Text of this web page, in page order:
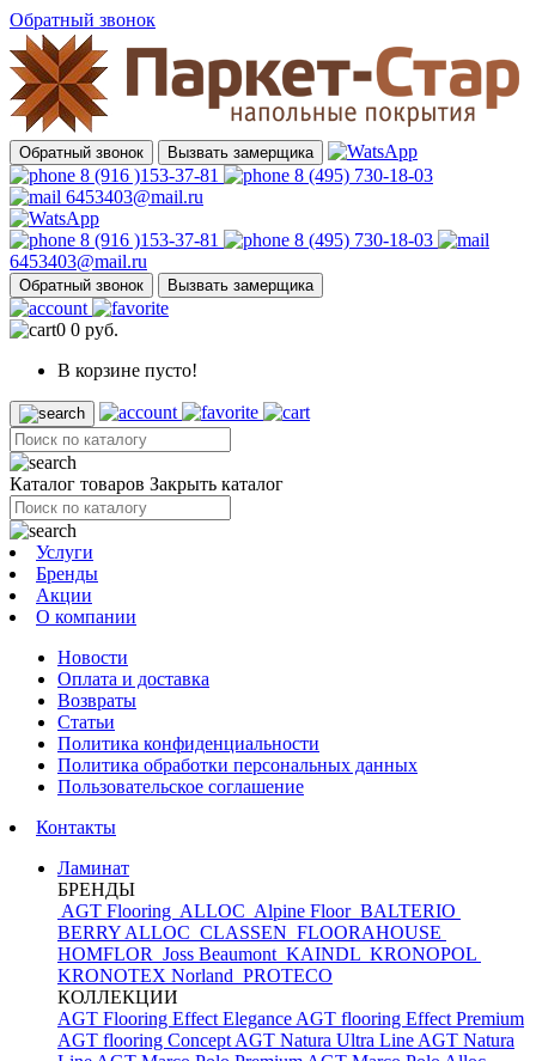
Обратный звонок
Обратный звонок Вызвать замерщика
8 (916 )153-37-81
8 (495) 730-18-03
6453403@mail.ru
8 (916 )153-37-81
8 (495) 730-18-03
6453403@mail.ru
Обратный звонок Вызвать замерщика
0 0 руб.
В корзине пусто!
Каталог товаров Закрыть каталог
Услуги
Бренды
Акции
О компании
Новости
Оплата и доставка
Возвраты
Статьи
Политика конфиденциальности
Политика обработки персональных данных
Пользовательское соглашение
Контакты
Ламинат
БРЕНДЫ
AGT Flooring ALLOC Alpine Floor BALTERIO
BERRY ALLOC CLASSEN FLOORAHOUSE
HOMFLOR Joss Beaumont KAINDL KRONOPOL
KRONOTEX Norland PROTECO
КОЛЛЕКЦИИ
AGT Flooring Effect Elegance AGT flooring Effect Premium
AGT flooring Concept AGT Natura Ultra Line AGT Natura